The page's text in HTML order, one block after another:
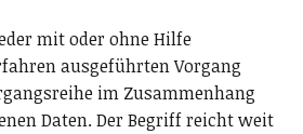
mit oder ohne Hilfe
ausgeführten Vorgang
im Zusammenhang
Daten. Der Begriff reicht weit